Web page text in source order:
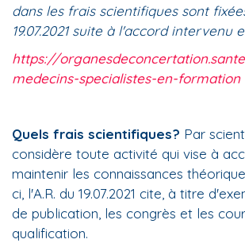
dans les frais scientifiques sont
19.07.2021 suite à l'accord intervenu
https://
medecins-specialistes-en-formation
Quels frais scientifiques? Par
considère toute activité qui vise à
maintenir les connaissances
ci, l'A.R. du 19.07.2021 cite, à titre
de publication, les congrès et les
qualification.